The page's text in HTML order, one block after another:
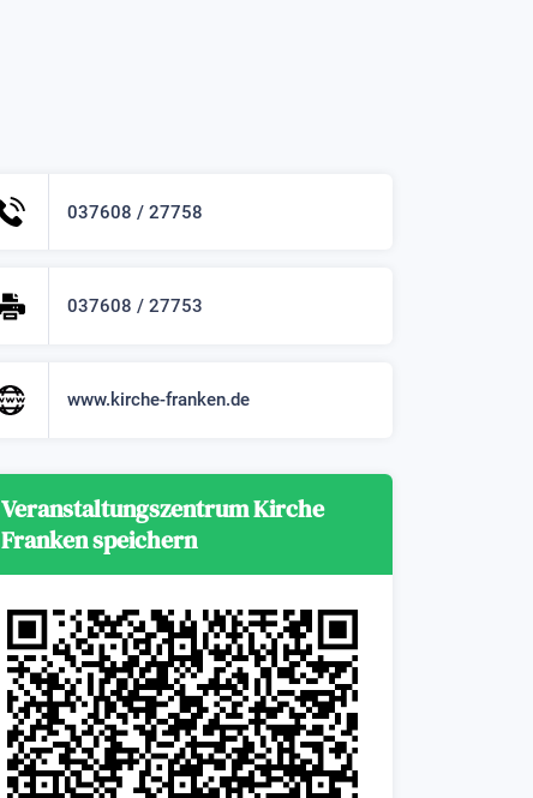
037608 / 27758
037608 / 27753
www.kirche-franken.de
Veranstaltungszentrum Kirche
Franken speichern